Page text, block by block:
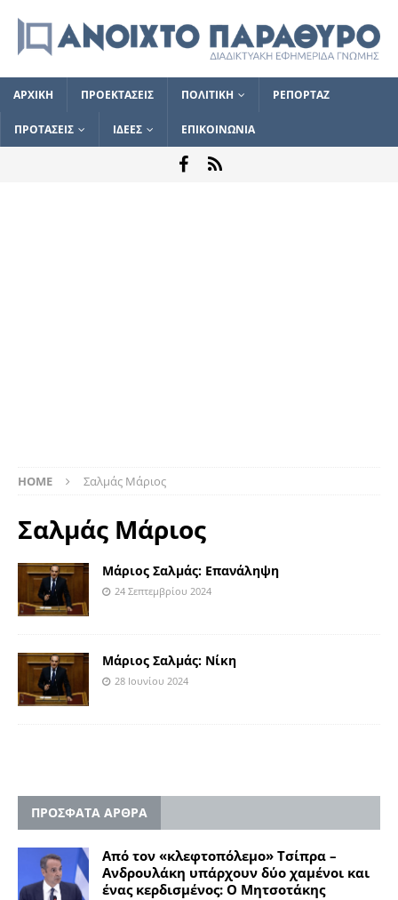
ΑΡΧΙΚΗ ΠΡΟΕΚΤΑΣΕΙΣ ΠΟΛΙΤΙΚΗ ΡΕΠΟΡΤΑΖ
ΠΡΟΤΑΣΕΙΣ ΙΔΕΕΣ ΕΠΙΚΟΙΝΩΝΙΑ
HOME Σαλμάς Μάριος
Σαλμάς Μάριος
Μάριος Σαλμάς: Επανάληψη
24 Σεπτεμβρίου 2024
Μάριος Σαλμάς: Νίκη
28 Ιουνίου 2024
ΠΡΟΣΦΑΤΑ ΑΡΘΡΑ
Από τον «κλεφτοπόλεμο» Τσίπρα –
Ανδρουλάκη υπάρχουν δύο χαμένοι και
ένας κερδισμένος: Ο Μητσοτάκης